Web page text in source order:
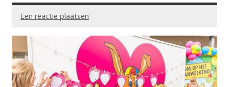
Een reactie plaatsen